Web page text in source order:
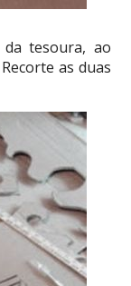
tesoura, ao
as duas